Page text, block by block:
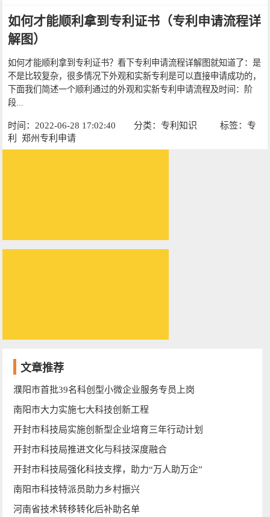
如何才能顺利拿到专利证书（专利申请流程详
解图）
如何才能顺利拿到专利证书？看下专利申请流程详解图就知道了：是
不是比较复杂，很多情况下外观和实新专利是可以直接申请成功的，
下面我们简述一个顺利通过的外观和实新专利申请流程及时间：阶
段...
时间：2022-06-28 17:02:40 分类：专利知识 标签： 专
利
郑州专利申请
文章推荐
濮阳市首批39名科创型小微企业服务专员上岗
南阳市大力实施七大科技创新工程
开封市科技局实施创新型企业培育三年行动计划
开封市科技局推进文化与科技深度融合
开封市科技局强化科技支撑，助力“万人助万企”
南阳市科技特派员助力乡村振兴
河南省技术转移转化后补助名单